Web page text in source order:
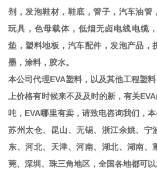
剂，发泡鞋材，鞋底，管子，汽车油管
玩具，色母载体，低烟无卤电线电缆
垫，塑料地板，汽车配件，发泡产品，
墨，涂料，胶水。
本公司代理EVA塑料，以及其他工程塑料
上价格有时候来不及及时的新，有关EVA
吨， EVA哪里有卖，请致电咨询我们，本
苏州太仓、昆山、无锡、浙江余姚、宁
东、河北、天津、河南、湖北、湖南、
莞、深圳、珠三角地区，全国各地都可以